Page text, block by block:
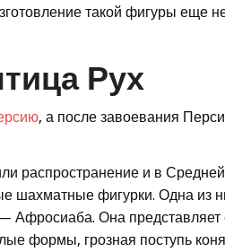
такой фигуры еще
Рух
, а после завоевания
распространение и в
шахматные фигурки. Одна из
Афросиаба. Она представляет
формы, грозная поступь